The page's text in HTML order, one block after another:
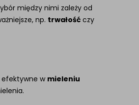
między nimi zależy od
np. trwałość czy
efektywne wmieleniu